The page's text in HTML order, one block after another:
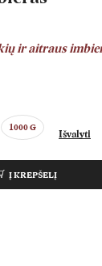
ir aitraus
1000 G
Išvalyti
Į KREPŠELĮ